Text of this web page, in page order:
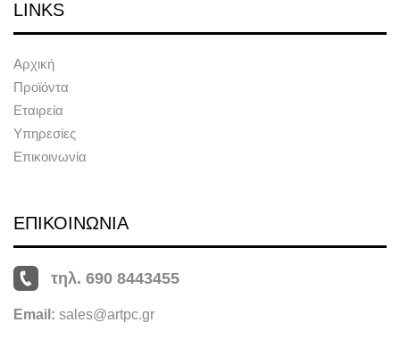
LINKS
Αρχική
Προϊόντα
Εταιρεία
Υπηρεσίες
Επικοινωνία
ΕΠΙΚΟΙΝΩΝΙΑ
τηλ. 690 8443455
Email: sales@artpc.gr